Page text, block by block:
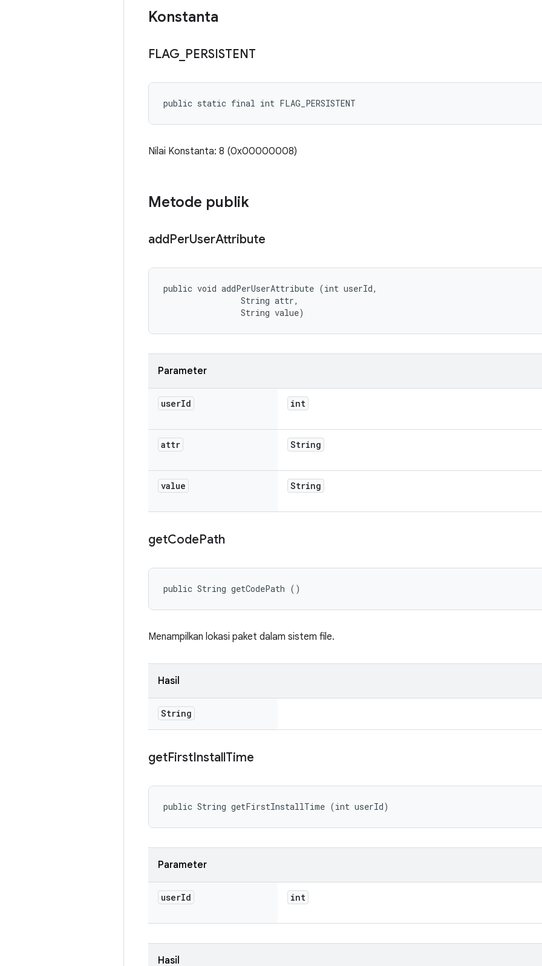
Konstanta
FLAG PERSISTENT
public static final int FLAG_PERSISTENT
Nilai Konstanta: 8 (0x00000008)
Metode publik
addPerUserAttribute
public void addPerUserAttribute (int userId,
                String attr,
                String value)
Parameter
userId int
attr String
value String
getCodePath
public String getCodePath ()
Menampilkan lokasi paket dalam sistem file.
Hasil
String
getFirstInstallTime
public String getFirstInstallTime (int userId)
Parameter
userId int
Hasil